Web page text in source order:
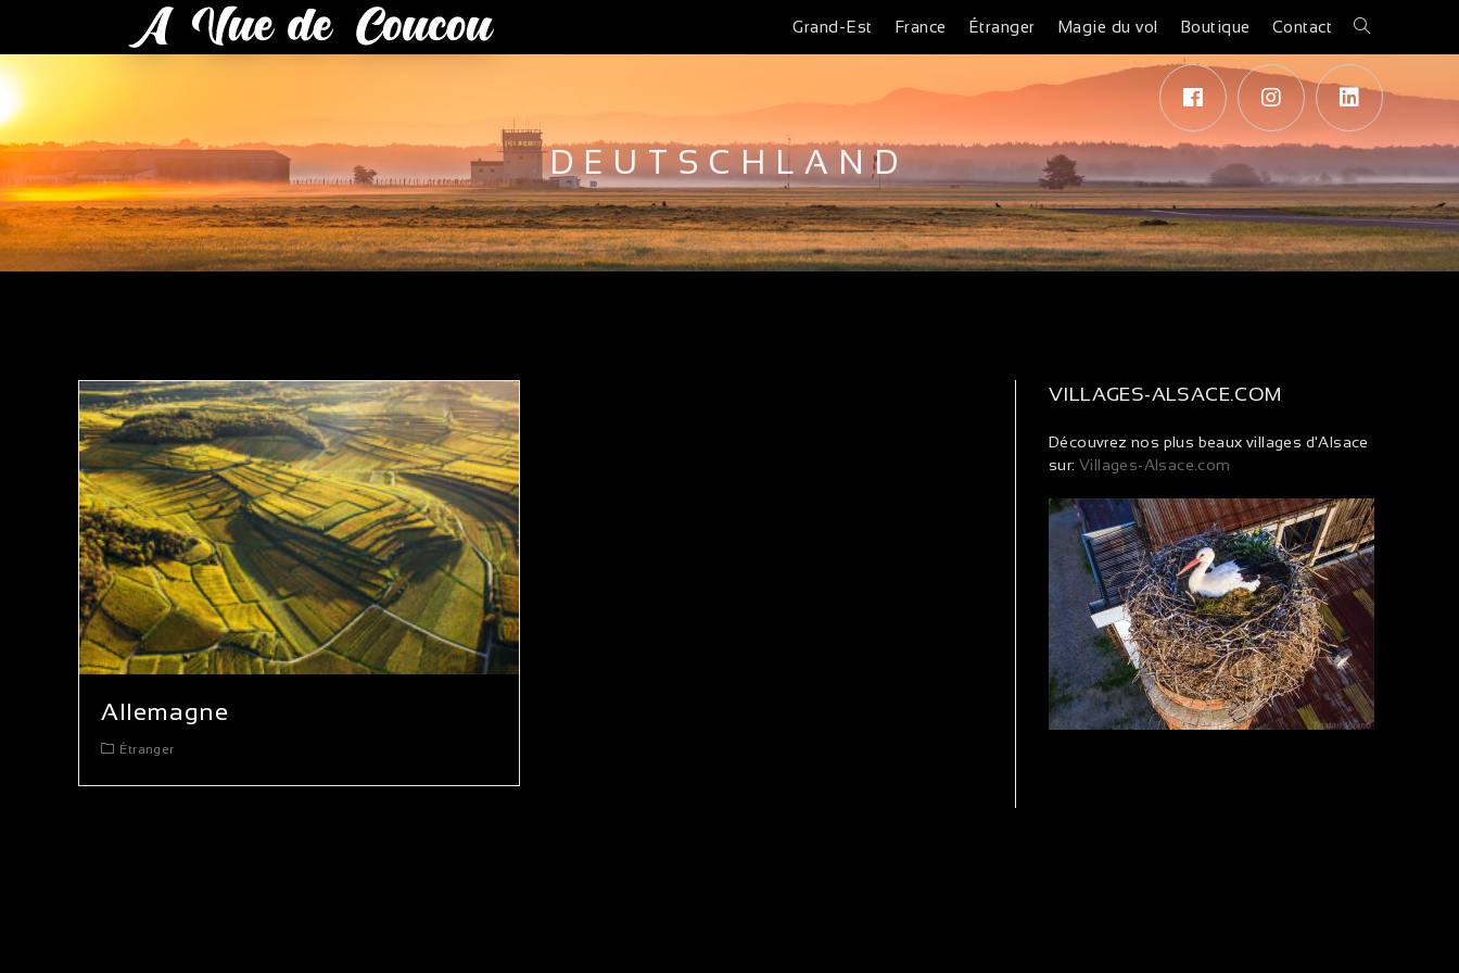
Grand-Est France Étranger Magie du vol Boutique Contact
DEUTSCHLAND
Allemagne
Étranger
VILLAGES-ALSACE.COM
Découvrez nos plus beaux villages d'Alsace
sur: Villages-Alsace.com